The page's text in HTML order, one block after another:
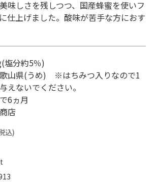
味しさを残しつつ、国産蜂蜜を使いフ
仕上げました。酸味が苦手な方におす
塩分約5％)
山県(うめ) ※はちみつ入りなので1
えないでください。
6ヵ月
店
込)